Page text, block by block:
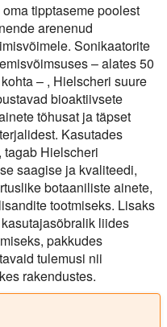
tipptaseme poolest
arenenud
Sonikaatorite
– alates 50
– , Hielscheri suure
bioaktiivsete
tõhusat ja täpset
Kasutades
Hielscheri
saagise ja kvaliteedi,
botaaniliste ainete,
tootmiseks. Lisaks
liides
pakkudes
tulemusi nii
rakendustes.